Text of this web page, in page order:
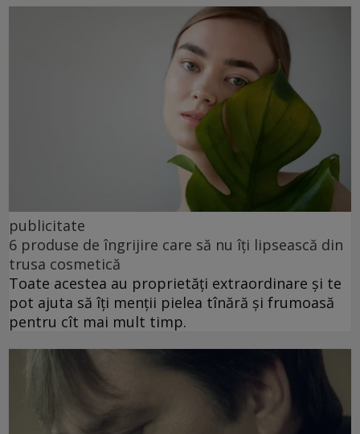
publicitate
6 produse de îngrijire care să nu îți lipsească din
trusa cosmetică
Toate acestea au proprietăți extraordinare și te
pot ajuta să îți menții pielea tînără și frumoasă
pentru cît mai mult timp.